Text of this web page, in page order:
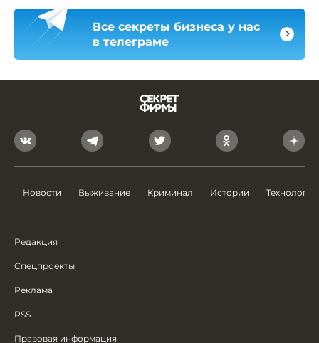
Все секреты бизнеса у нас
в телеграме
Новости Выживание Криминал Истории Технологии
Редакция
Спецпроекты
Реклама
RSS
Правовая информация